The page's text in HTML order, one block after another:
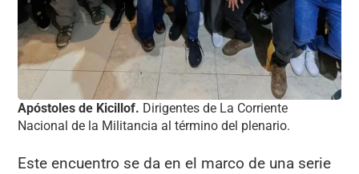
Apóstoles de Kicillof. Dirigentes de La Corriente
Nacional de la Militancia al término del plenario.
Este encuentro se da en el marco de una serie